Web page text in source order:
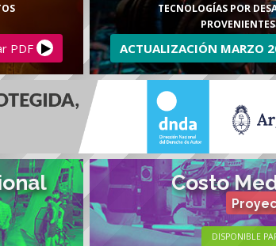
PDF
TECNOLOGÍAS POR
ACTUALIZACIÓN MARZO
Costo
DISPONIBLE